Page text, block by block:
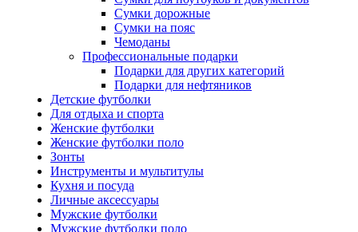
Сумки дорожные
Сумки на пояс
Чемоданы
Профессиональные подарки
Подарки для других категорий
Подарки для нефтяников
Детские футболки
Для отдыха и спорта
Женские футболки
Женские футболки поло
Зонты
Инструменты и мультитулы
Кухня и посуда
Личные аксессуары
Мужские футболки
Мужские футболки поло